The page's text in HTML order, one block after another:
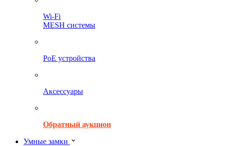
Wi-Fi
MESH системы
PoE устройства
Аксессуары
Обратный аукцион
Умные замки